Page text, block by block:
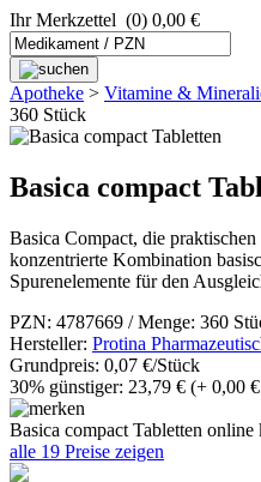
Ihr Merkzettel (0) 0,00 €
Apotheke > Vitamine &
360 Stück
Basica compact
Basica Compact, die
konzentrierte Kombination
Spurenelemente für den
PZN: 4787669 / Menge: 360
Hersteller: Protina
Grundpreis: 0,07 €/Stück
30% günstiger: 23,79 € (+ 0,00
Basica compact Tabletten online
alle 19 Preise zeigen